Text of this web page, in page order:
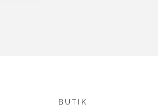
BUTIK